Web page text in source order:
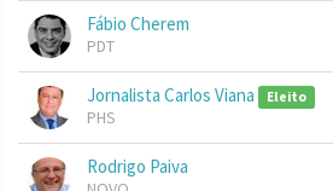
Fábio Cherem
PDT
Jornalista Carlos Viana Eleito
PHS
Rodrigo Paiva